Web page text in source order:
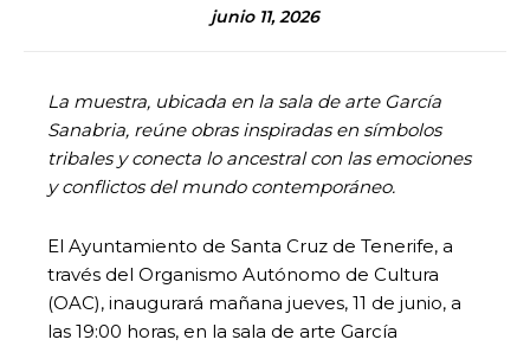
junio 11, 2026
La muestra, ubicada en la sala de arte García
Sanabria, reúne obras inspiradas en símbolos
tribales y conecta lo ancestral con las emociones
y conflictos del mundo contemporáneo.
El Ayuntamiento de Santa Cruz de Tenerife, a
través del Organismo Autónomo de Cultura
(OAC), inaugurará mañana jueves, 11 de junio, a
las 19:00 horas, en la sala de arte García